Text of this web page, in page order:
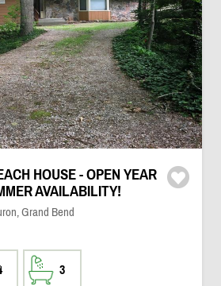
HOUSE - OPEN YEAR
AVAILABILITY!
Grand Bend
3